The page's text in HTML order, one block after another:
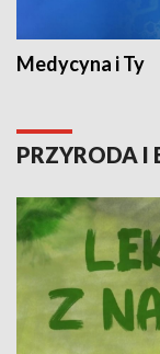
Medycyna i Ty
PRZYRODA I